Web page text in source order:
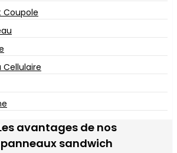
Coupole
Cellulaire
avantages de nos
panneaux sandwich